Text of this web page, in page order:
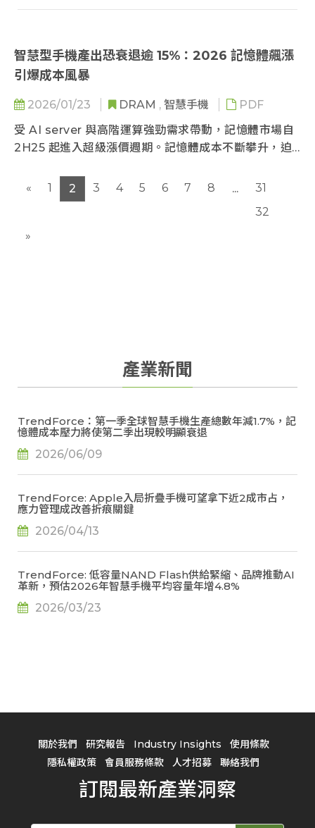
品，並透過製程升級優化利潤結構，賣方強勢格局預計
延續至2026年後。
智慧型手機產出恐衰退逾 15%：2026 記憶體飆漲
引爆成本風暴
2026/01/23 DRAM , 智慧手機
PDF
受 AI server 與高階運算強勁需求帶動，記憶體市場自
2H25 起進入超級漲價週期。記憶體成本不斷攀升，迫
力。在此背景下，2026 年全球 smartphone 生產年
減幅度在悲觀情境下恐擴大至約 15%，甚至更甚。然
而，在價格尚未出現止漲訊號且供應緊俏的情況下，多
數品牌仍選擇維持與原廠既定的採購數量，以確保資源
« 1 2 3 4 5 6 7 8 ...
31
32
»
產業新聞
TrendForce：第一季全球智慧手機生產總數年減1.7%，記
憶體成本壓力將使第二季出現較明顯衰退
2026/06/09
TrendForce: Apple入局折疊手機可望拿下近2成市占，
應力管理成改善折痕關鍵
2026/04/13
TrendForce: 低容量NAND Flash供給緊縮、品牌推動AI
革新，預估2026年智慧手機平均容量年增4.8%
2026/03/23
關於我們 研究報告 Industry Insights
使用條款
隱私權政策
會員服務條款 人才招募 聯絡我們
訂閱最新產業洞察